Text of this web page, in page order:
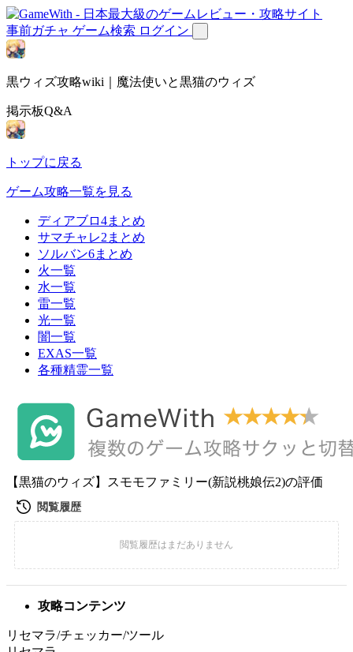
事前ガチャ ゲーム検索 ログイン
黒ウィズ攻略wiki｜魔法使いと黒猫のウィズ
掲示板Q&A
トップに戻る
ゲーム攻略一覧を見る
ディアブロ4まとめ
サマチャレ2まとめ
ソルバン6まとめ
火一覧
水一覧
雷一覧
光一覧
闇一覧
EXAS一覧
各種精霊一覧
【黒猫のウィズ】スモモファミリー(新説桃娘伝2)の評価
攻略コンテンツ
リセマラ/チェッカー/ツール